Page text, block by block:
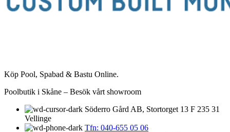
Köp Pool, Spabad & Bastu Online.
Poolbutik i Skåne – Besök vårt showroom
Söderro Gård AB, Stortorget 13 F 235 31
Vellinge
Tfn: 040-655 05 06